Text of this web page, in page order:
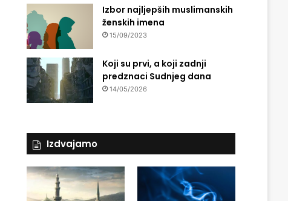
Izbor najljepših muslimanskih
ženskih imena
15/09/2023
Koji su prvi, a koji zadnji
predznaci Sudnjeg dana
14/05/2026
Izdvajamo